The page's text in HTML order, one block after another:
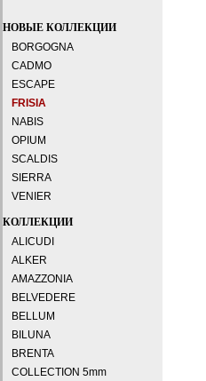
НОВЫЕ КОЛЛЕКЦИИ
BORGOGNA
CADMO
ESCAPE
FRISIA
NABIS
OPIUM
SCALDIS
SIERRA
VENIER
КОЛЛЕКЦИИ
ALICUDI
ALKER
AMAZZONIA
BELVEDERE
BELLUM
BILUNA
BRENTA
COLLECTION 5mm